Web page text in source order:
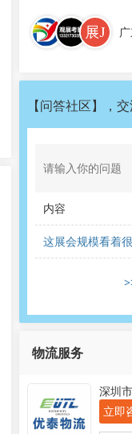
【问答社区】，
内容
这展会规模看着
效果好吗？
物流服务
深圳
立即